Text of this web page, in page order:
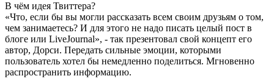
В чём идея Твиттера?
«Что, если бы вы могли рассказать всем своим друзьям о том,
чем занимаетесь? И для этого не надо писать целый пост в
блоге или LiveJournal», - так презентовал свой концепт его
автор, Дорси. Передать сильные эмоции, которыми
пользователь хотел бы немедленно поделиться. Мгновенно
распространить информацию.